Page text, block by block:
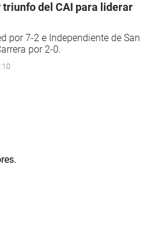
triunfo del CAI para liderar
por 7-2 e Independiente de San
por 2-0.